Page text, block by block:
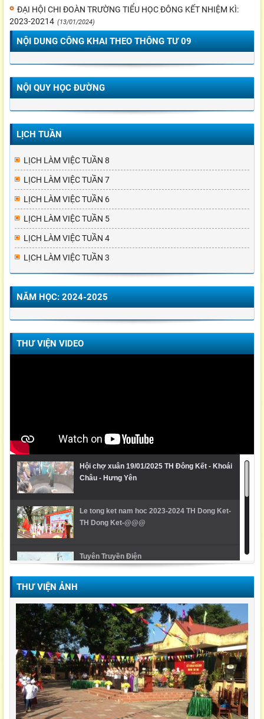
ĐẠI HỘI CHI ĐOÀN TRƯỜNG TIỂU HỌC ĐÔNG KẾT NHIỆM KÌ:
2023-20214 (13/01/2024)
NỘI DUNG CÔNG KHAI THEO THÔNG TƯ 09
NỘI QUY HỌC ĐƯỜNG
LỊCH TUẦN
LỊCH LÀM VIỆC TUẦN 8
LỊCH LÀM VIỆC TUẦN 7
LỊCH LÀM VIỆC TUẦN 6
LỊCH LÀM VIỆC TUẦN 5
LỊCH LÀM VIỆC TUẦN 4
LỊCH LÀM VIỆC TUẦN 3
NĂM HỌC: 2024-2025
THƯ VIỆN VIDEO
Hội chợ xuân 19/01/2025 TH Đông Kết - Khoái
Châu - Hưng Yên
Le tong ket nam hoc 2023-2024 TH Dong Ket-
TH Dong Ket-@@@
Tuyên Truyền Điện
Video Lễ trao giải cuộc thi Violympic Quốc gia
Ngày hội ẩm thực/ TH Đông kết/ Khoái Châu/
Hưng Yên
LỄ KHAI GIẢNG NĂM HỌC 2021-2022 Tiểu
Học Đông Kết
THƯ VIỆN ẢNH